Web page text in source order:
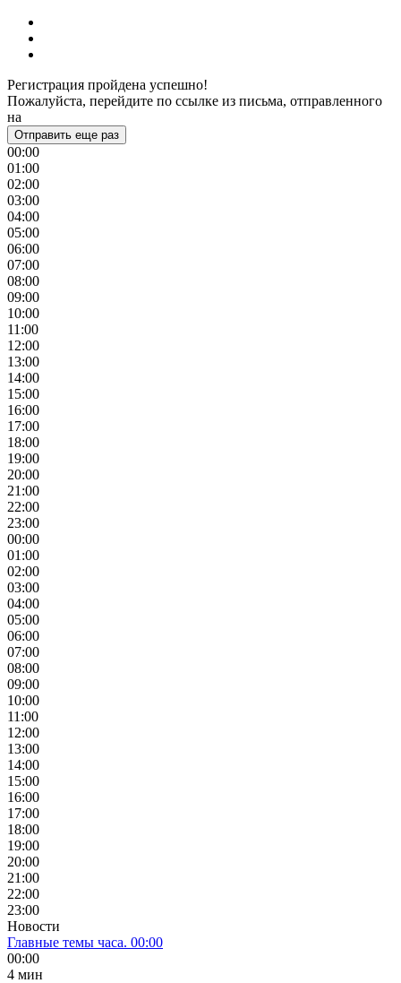
Регистрация пройдена успешно!
Пожалуйста, перейдите по ссылке из письма, отправленного
на
Отправить еще раз
00:00
01:00
02:00
03:00
04:00
05:00
06:00
07:00
08:00
09:00
10:00
11:00
12:00
13:00
14:00
15:00
16:00
17:00
18:00
19:00
20:00
21:00
22:00
23:00
00:00
01:00
02:00
03:00
04:00
05:00
06:00
07:00
08:00
09:00
10:00
11:00
12:00
13:00
14:00
15:00
16:00
17:00
18:00
19:00
20:00
21:00
22:00
23:00
Новости
Главные темы часа. 00:00
00:00
4 мин